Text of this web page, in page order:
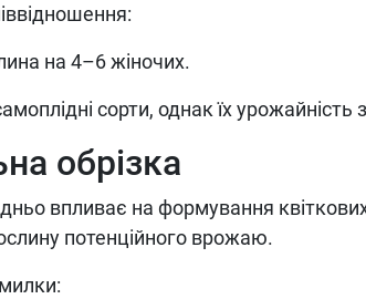
на 4–6 жіночих.
сорти, однак їх
обрізка
впливає на формування
потенційного врожаю.